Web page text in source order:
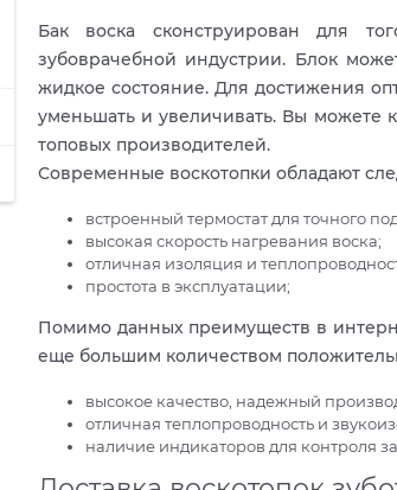
Бак воска сконструирован для
зубоврачебной индустрии. Блок
жидкое состояние. Для достижения
уменьшать и увеличивать. Вы можете
топовых производителей.
Современные воскотопки обладают
встроенный термостат для точного
высокая скорость нагревания воска;
отличная изоляция и
простота в эксплуатации;
Помимо данных преимуществ в
еще большим количеством
высокое качество, надежный
отличная теплопроводность и
наличие индикаторов для контроля